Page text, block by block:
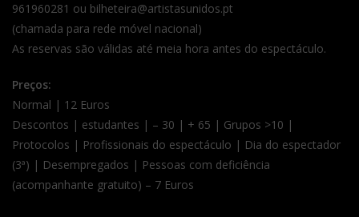
961960281 ou bilheteira@artistasunidos.pt
(chamada para rede móvel nacional)
As reservas são válidas até meia hora antes do espectáculo.
Preços:
Normal | 12 Euros
Descontos | estudantes | – 30 | + 65 | Grupos >10 |
Protocolos | Profissionais do espectáculo | Dia do espectador
(3ª) | Desempregados | Pessoas com deficiência
(acompanhante gratuito) – 7 Euros